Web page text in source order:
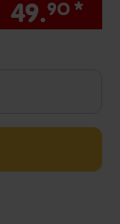
49.90 *